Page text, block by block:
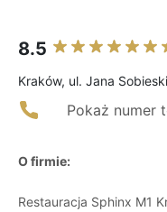
8.5
Kraków, ul. Jana
Pokaż numer
O firmie:
Restauracja Sphinx M1